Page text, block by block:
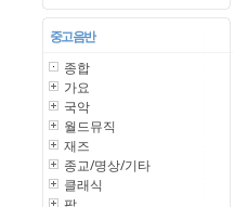
중고 음반
종합
가요
국악
월드뮤직
재즈
종교/명상/기타
클래식